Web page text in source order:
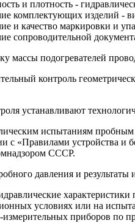
и плотность -
комплектующих изделий -
и качество маркировки и
сопроводительной
массы подогревателей
контроль
устанавливают
испытаниям
с «Правилами устройства
СССР.
давления и
условиях или на
измерительных приборов по